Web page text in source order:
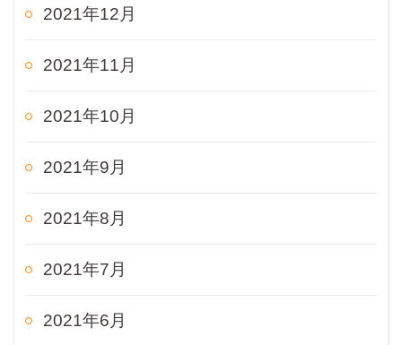
2021年12月
2021年11月
2021年10月
2021年9月
2021年8月
2021年7月
2021年6月